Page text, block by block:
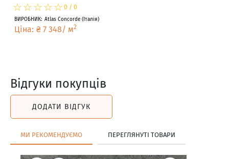
☆
★☆
★☆
★☆
★☆
★ 0 / 0
ВИРОБНИК: Atlas Concorde ( Італія)
Ціна: ₴ 7 348/ м2
Відгуки покупців
ДОДАТИ ВІДГУК
МИ РЕКОМЕНДУЄМО ПЕРЕГЛЯНУТІ ТОВАРИ